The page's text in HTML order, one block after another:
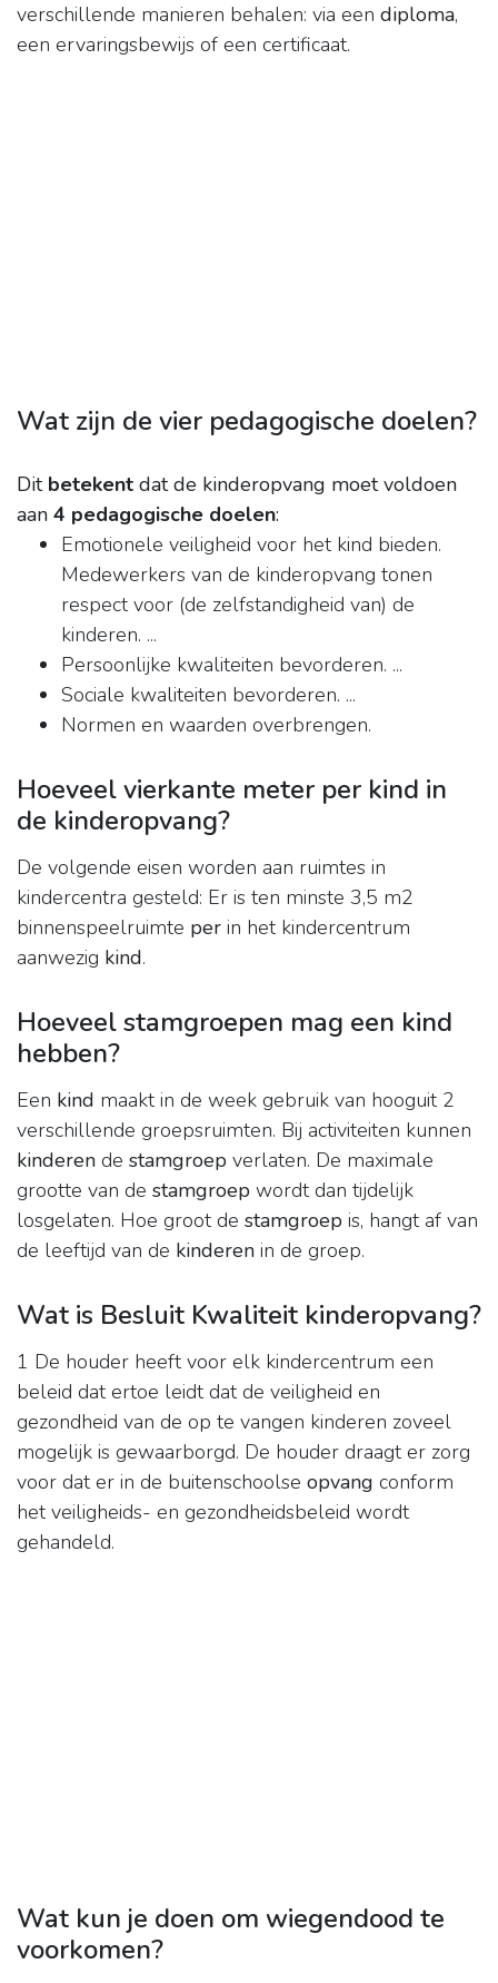
verschillende manieren behalen: via een diploma,
een ervaringsbewijs of een certificaat.
Wat zijn de vier pedagogische doelen?
Dit betekent dat de kinderopvang moet voldoen
aan 4 pedagogische doelen:
Emotionele veiligheid voor het kind bieden.
Medewerkers van de kinderopvang tonen
respect voor (de zelfstandigheid van) de
kinderen. ...
Persoonlijke kwaliteiten bevorderen. ...
Sociale kwaliteiten bevorderen. ...
Normen en waarden overbrengen.
Hoeveel vierkante meter per kind in
de kinderopvang?
De volgende eisen worden aan ruimtes in
kindercentra gesteld: Er is ten minste 3,5 m2
binnenspeelruimte per in het kindercentrum
aanwezig kind.
Hoeveel stamgroepen mag een kind
hebben?
Een kind maakt in de week gebruik van hooguit 2
verschillende groepsruimten. Bij activiteiten kunnen
kinderen de stamgroep verlaten. De maximale
grootte van de stamgroep wordt dan tijdelijk
losgelaten. Hoe groot de stamgroep is, hangt af van
de leeftijd van de kinderen in de groep.
Wat is Besluit Kwaliteit kinderopvang?
1 De houder heeft voor elk kindercentrum een
beleid dat ertoe leidt dat de veiligheid en
gezondheid van de op te vangen kinderen zoveel
mogelijk is gewaarborgd. De houder draagt er zorg
voor dat er in de buitenschoolse opvang conform
het veiligheids- en gezondheidsbeleid wordt
gehandeld.
Wat kun je doen om wiegendood te
voorkomen?